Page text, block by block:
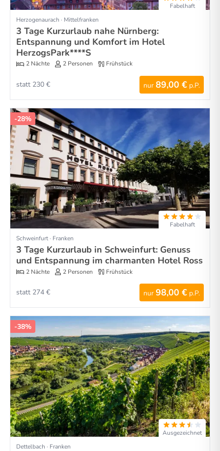
Fabelhaft
Herzogenaurach · Mittelfranken
3 Tage Kurzurlaub nahe Nürnberg:
Entspannung und Komfort im Hotel
HerzogsPark****S
2 Nächte 2 Personen Frühstück
nur 89,00 € p.P.
statt 230 €
-28%
Fabelhaft
Schweinfurt · Franken
3 Tage Kurzurlaub in Schweinfurt: Genuss
und Entspannung im charmanten Hotel Ross
2 Nächte 2 Personen Frühstück
nur 98,00 € p.P.
statt 274 €
-38%
Ausgezeichnet
Dettelbach · Franken